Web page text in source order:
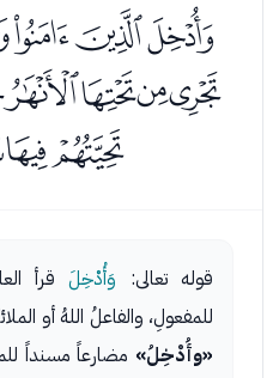
قوله تعالى: وَأُدْخِلَقرأ
للمفعولِ، والفاعلُ اللهُ أو
«وأُدْخِلُ» مضارعاً مسنداً